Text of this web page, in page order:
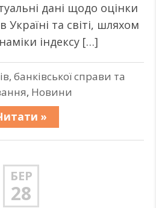
дані щодо оцінки
Україні та світі, шляхом
індексу […]
банківської справи та
, Новини
»
БЕР
28